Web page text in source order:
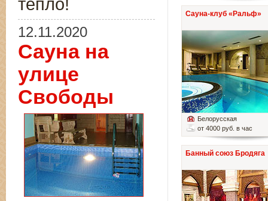
Сауна-клуб «Ральф»
Белорусская
от 4000 руб. в час
Банный союз Бродяга
тепло!
12.11.2020
Сауна на
улице
Свободы